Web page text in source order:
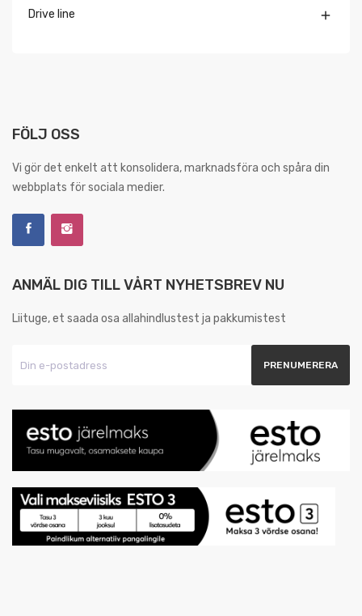
Drive line 
FÖLJ OSS
Vi gör det enkelt att konsolidera, marknadsföra och spåra din
webbplats för sociala medier.
ANMÄL DIG TILL VÅRT NYHETSBREV NU
Liituge, et saada osa allahindlustest ja pakkumistest